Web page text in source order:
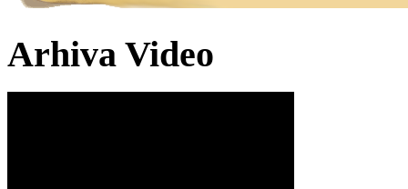
Arhiva Video